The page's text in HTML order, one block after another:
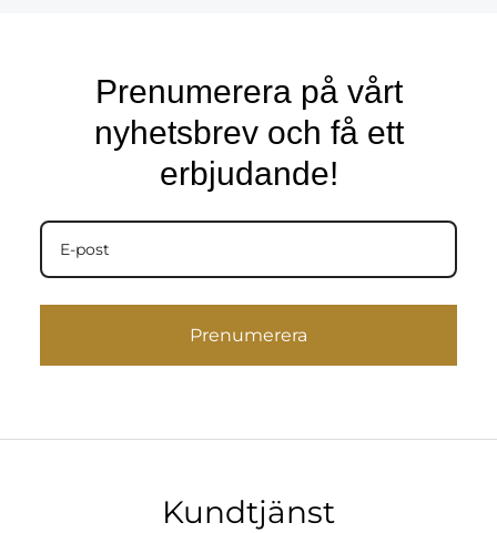
Prenumerera på vårt
nyhetsbrev och få ett
erbjudande!
Prenumerera
Kundtjänst